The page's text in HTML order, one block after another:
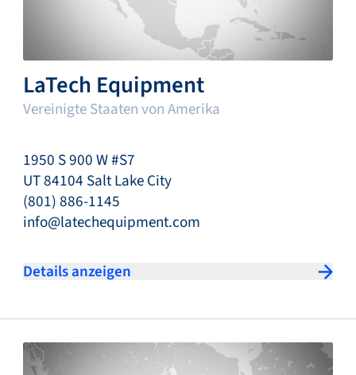
LaTech Equipment
Vereinigte Staaten von Amerika
1950 S 900 W #S7
UT 84104 Salt Lake City
(801) 886-1145
info@latechequipment.com
Details anzeigen